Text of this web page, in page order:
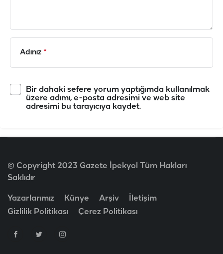
Adınız *
Bir dahaki sefere yorum yaptığımda kullanılmak
üzere adımı, e-posta adresimi ve web site
adresimi bu tarayıcıya kaydet.
© Copyright 2023 Gazete İpekyol Tüm Hakları
Saklıdır
Yazarlarımız Künye Arşiv
İletişim
Gizlilik Politikası
Çerez Politikası